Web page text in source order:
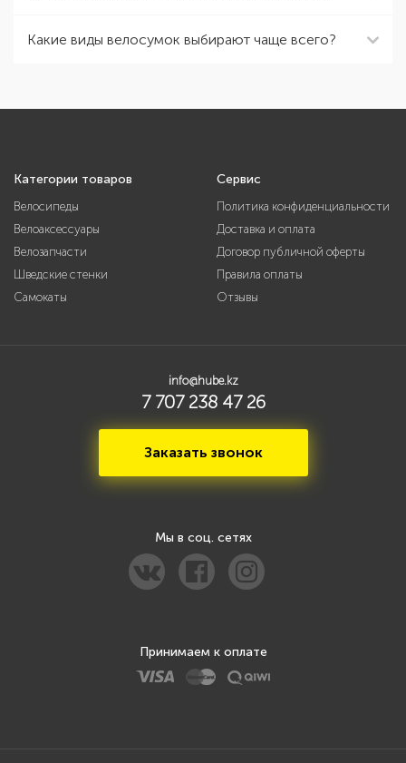
Какие виды велосумок выбирают чаще всего?
Категории товаров
Велосипеды
Велоаксессуары
Велозапчасти
Шведские стенки
Самокаты
Сервис
Политика конфиденциальности
Доставка и оплата
Договор публичной оферты
Правила оплаты
Отзывы
info@hube.kz
7 707 238 47 26
Заказать звонок
Мы в соц. сетях
Принимаем к оплате